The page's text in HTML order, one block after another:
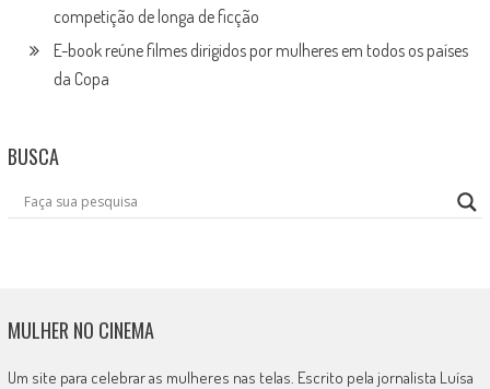
competição de longa de ficção
E-book reúne filmes dirigidos por mulheres em todos os países
da Copa
BUSCA
MULHER NO CINEMA
Um site para celebrar as mulheres nas telas. Escrito pela jornalista Luísa